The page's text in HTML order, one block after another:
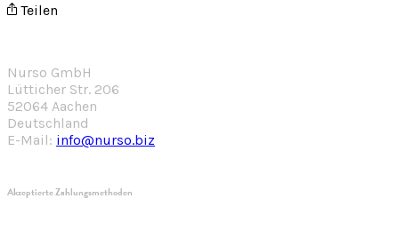
Teilen
Nurso GmbH
Lütticher Str. 206
52064 Aachen
Deutschland
E-Mail: info@nurso.biz
Akzeptierte Zahlungsmethoden